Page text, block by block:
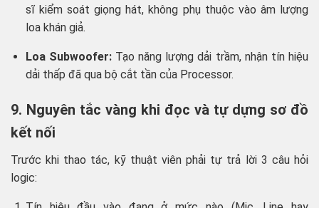
sĩ kiểm soát giọng hát, không phụ thuộc vào âm lượng
loa khán giả.
Loa Subwoofer:Tạo năng lượng dải trầm, nhận tín hiệu
dải thấp đã qua bộ cắt tần của Processor.
9. Nguyên tắc vàng khi đọc và tự dựng sơ đồ
kết nối
Trước khi thao tác, kỹ thuật viên phải tự trả lời 3 câu hỏi
logic: